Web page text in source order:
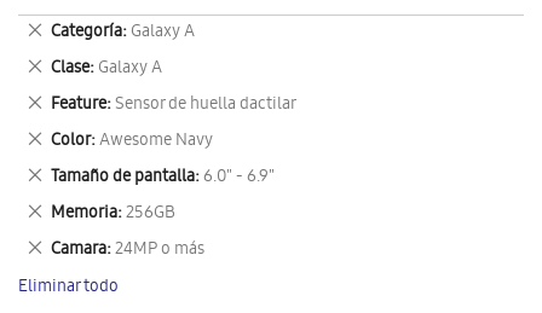
Categoría Galaxy A
Eliminar
este
artículo
Clase Galaxy A
Eliminar
este
artículo
Feature Sensor de huella dactilar
Eliminar
este
artículo
Color Awesome Navy
Eliminar
este
artículo
Tamaño de pantalla 6.0" - 6.9"
Eliminar
este
artículo
Memoria 256GB
Eliminar
este
artículo
Camara 24MP o más
Eliminar
este
artículo
Eliminar todo